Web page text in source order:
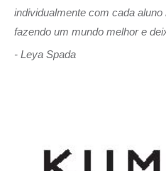
individualmente com cada
fazendo um mundo melhor e
- Leya Spada